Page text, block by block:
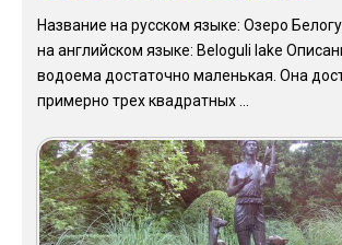
Название на русском языке: Озеро
на английском языке: Beloguli lake
водоема достаточно маленькая. Она
примерно трех квадратных ...